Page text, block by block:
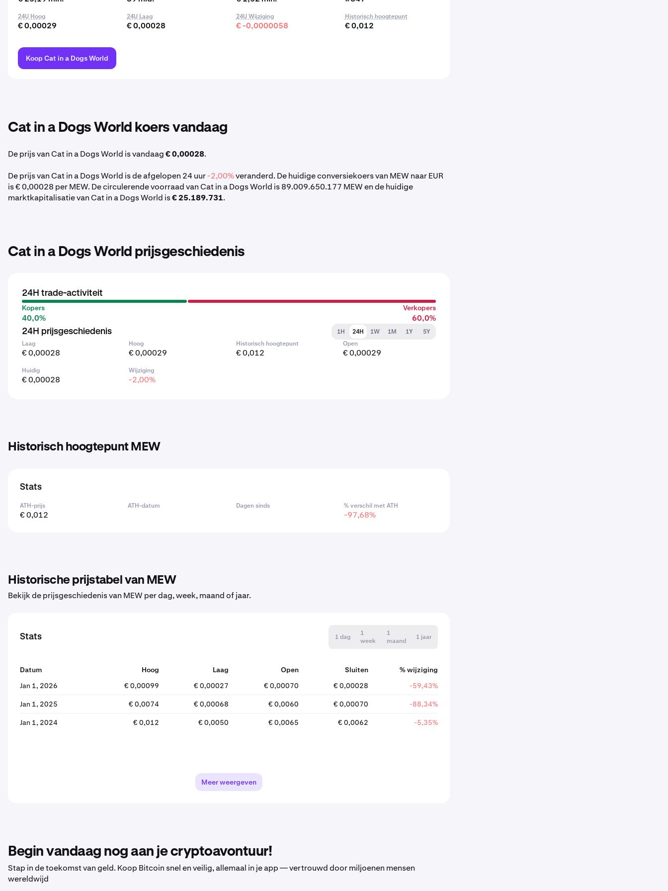
24U Hoog
€ 0,00029
24U Laag
€ 0,00028
24U Wijziging
€ -0,0000058
Historisch hoogtepunt
€ 0,012
Koop Cat in a Dogs World
Cat in a Dogs World koers vandaag
De prijs van Cat in a Dogs World is vandaag€ 0,00028.
De prijs van Cat in a Dogs World is de afgelopen 24 uur-2,00%veranderd. De huidige conversiekoers van MEW naar EUR
is € 0,00028 per MEW. De circulerende voorraad van Cat in a Dogs World is 89.009.650.177 MEW en de huidige
marktkapitalisatie van Cat in a Dogs World is€ 25.189.731.
Cat in a Dogs World prijsgeschiedenis
24H trade-activiteit
Kopers
40,0%
Verkopers
60,0%
24H prijsgeschiedenis 1H 24H 1W 1M 1Y
5Y
Laag
€ 0,00028
Hoog
€ 0,00029
Historisch hoogtepunt
€ 0,012
Open
€ 0,00029
Huidig
€ 0,00028
Wijziging
-2,00%
Historisch hoogtepunt MEW
Stats
ATH-prijs
€ 0,012
ATH-datum Dagen sinds % verschil met ATH
-97,68%
Historische prijstabel van MEW
Bekijk de prijsgeschiedenis van MEW per dag, week, maand of jaar.
Stats 1 dag
1
week
1
maand
1 jaar
Datum Hoog Laag Open Sluiten
% wijziging
Jan 1, 2026
€ 0,00099 € 0,00027 € 0,00070 € 0,00028 -59,43%
Jan 1, 2025 € 0,0074 € 0,00068 € 0,0060 € 0,00070 -88,34%
Jan 1, 2024 € 0,012 € 0,0050 € 0,0065 € 0,0062 -5,35%
Meer weergeven
Begin vandaag nog aan je cryptoavontuur!
Stap in de toekomst van geld. Koop Bitcoin snel en veilig, allemaal in je app — vertrouwd door miljoenen mensen
wereldwijd